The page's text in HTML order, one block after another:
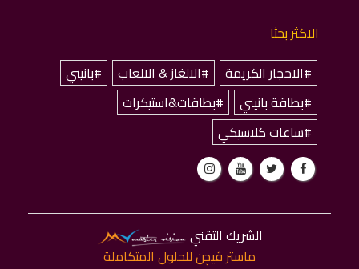
الاكثر بحثا
#الاحجار الكريمة
#الالغاز & الالعاب
#بانيني
#بطاقة بانيني
#بطاقات&استيكرات
#ساعات كلاسيكي
الشريك التقني
ماستر ﭬﻴﭽﻦ للحلول المتكاملة